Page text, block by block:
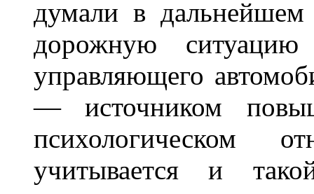
думали в дальнейшем
дорожную
управляющего
— источником
психологическом
учитывается и